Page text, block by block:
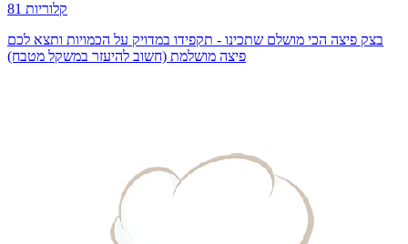
81 קלוריות
בצק פיצה הכי מושלם שתכינו - תקפידו במדויק על הכמויות ותצא לכם
פיצה מושלמת (חשוב להיעזר במשקל מטבח)